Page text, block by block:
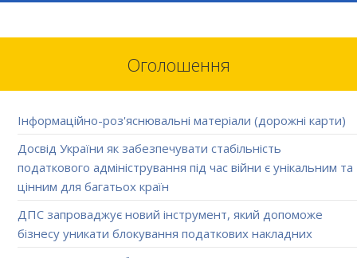
Оголошення
Інформаційно-роз'яснювальні матеріали (дорожні карти)
Досвід України як забезпечувати стабільність
податкового адміністрування під час війни є унікальним та
цінним для багатьох країн
ДПС запроваджує новий інструмент, який допоможе
бізнесу уникати блокування податкових накладних